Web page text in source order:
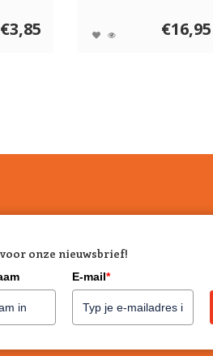
€3,85 €16,95
onze nieuwsbrief!
E-mail*